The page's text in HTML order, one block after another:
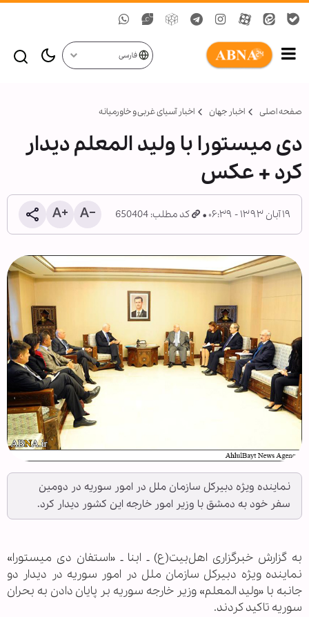
فارسی
صفحه اصلی اخبار جهان اخبار آسیای غربی و خاورمیانه
دی میستورا با ولید المعلم دیدار
کرد + عکس
۱۹ آبان ۱۳۹۳ - ۰۶:۳۹ کد مطلب: 650404
نماینده ویژه دبیرکل سازمان ملل در امور سوریه در دومین
سفر خود به دمشق با وزیر امور خارجه این کشور دیدار کرد.
به گزارش خبرگزاری اهل‌بیت(ع) ـ ابنا ـ «استفان دی میستورا»
نماینده ویژه دبیرکل سازمان ملل در امور سوریه در دیدار دو
جانبه با «ولید المعلم» وزیر خارجه سوریه بر پایان دادن به بحران
سوریه تاکید کردند.